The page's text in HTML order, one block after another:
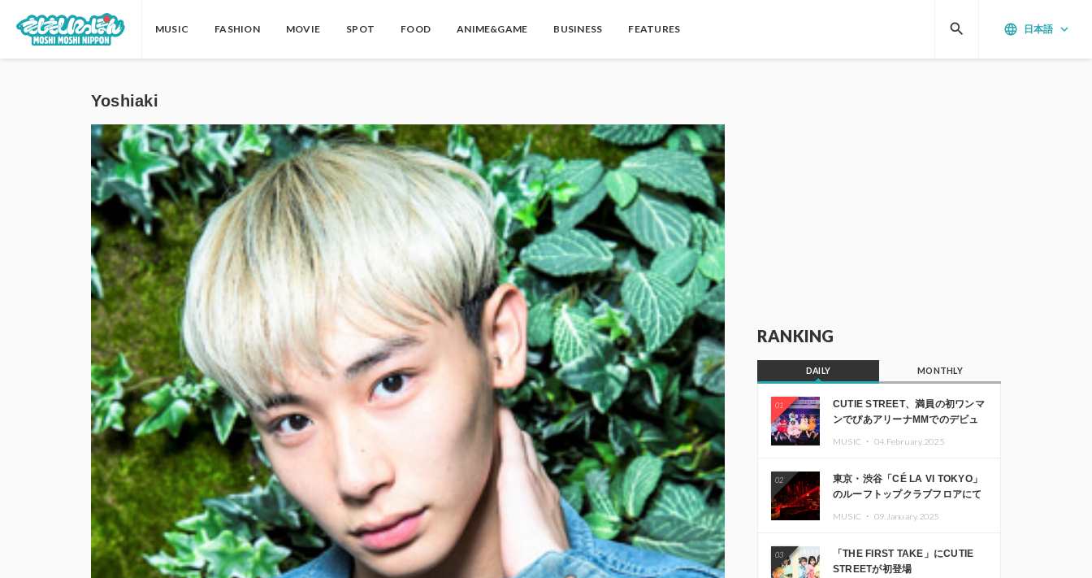
MUSIC FASHION MOVIE SPOT FOOD ANIME&GAME BUSINESS FEATURES language 日本語 keyboard_arrow_down
search
Yoshiaki
RANKING
DAILY MONTHLY
01
CUTIE STREET、満員の初ワンマ
ンでぴあアリーナMMでのデビュ
MUSIC ・ 04.February.2025
02
東京・渋谷「CÉ LA VI TOKYO」
のルーフトップクラブフロアにて
Kza（FORCE OF NATURE）ら日
本を代表するDJ・クリエイターが
MUSIC ・ 09.January.2025
03
「THE FIRST TAKE」にCUTIE
STREETが初登場